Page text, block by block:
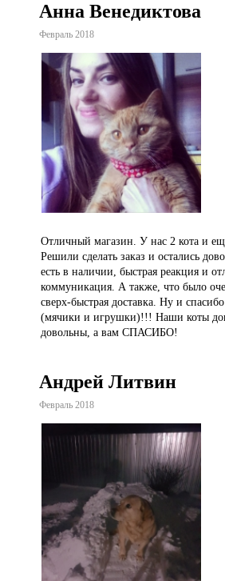
Анна Венедиктова
Февраль 2018
Отличный магазин. У нас 2 кота и
Решили сделать заказ и остались
есть в наличии, быстрая реакция и
коммуникация. А также, что было
сверх-быстрая доставка. Ну и
(мячики и игрушки)!!! Наши коты
довольны, а вам СПАСИБО!
Андрей Литвин
Февраль 2018